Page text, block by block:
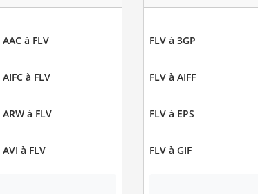
AAC à FLV
AIFC à FLV
ARW à FLV
AVI à FLV
FLV à 3GP
FLV à AIFF
FLV à EPS
FLV à GIF